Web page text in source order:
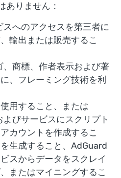
ありません：
へのアクセスを第三者に
輸出または販売するこ
商標、作者表示および著
、フレーミング技術を利
用すること、または
びサービスにスクリプト
カウントを作成するこ
生成すること、AdGuard
スからデータをスクレイ
またはマイニングするこ